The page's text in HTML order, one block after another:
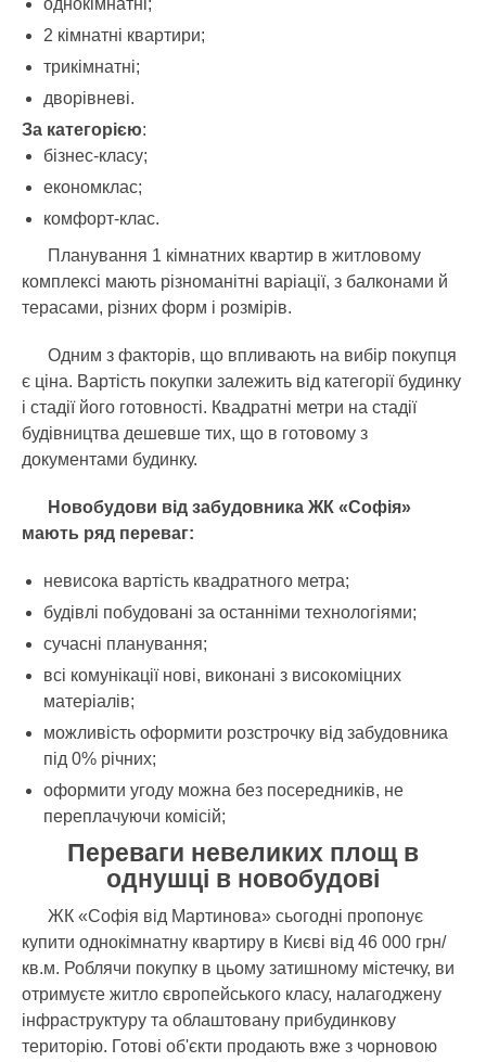
однокімнатні;
2 кімнатні квартири;
трикімнатні;
дворівневі.
За категорією:
бізнес-класу;
економклас;
комфорт-клас.
Планування 1 кімнатних квартир в житловому
комплексі мають різноманітні варіації, з балконами й
терасами, різних форм і розмірів.
Одним з факторів, що впливають на вибір покупця
є ціна. Вартість покупки залежить від категорії будинку
і стадії його готовності. Квадратні метри на стадії
будівництва дешевше тих, що в готовому з
документами будинку.
Новобудови від забудовника ЖК «Софія»
мають ряд переваг:
невисока вартість квадратного метра;
будівлі побудовані за останніми технологіями;
сучасні планування;
всі комунікації нові, виконані з високоміцних
матеріалів;
можливість оформити розстрочку від забудовника
під 0% річних;
оформити угоду можна без посередників, не
переплачуючи комісій;
Переваги невеликих площ в
однушці в новобудові
ЖК «Софія від Мартинова» сьогодні пропонує
купити однокімнатну квартиру в Києві від 46 000 грн/
кв.м. Роблячи покупку в цьому затишному містечку, ви
отримуєте житло європейського класу, налагоджену
інфраструктуру та облаштовану прибудинкову
територію. Готові об'єкти продають вже з чорновою